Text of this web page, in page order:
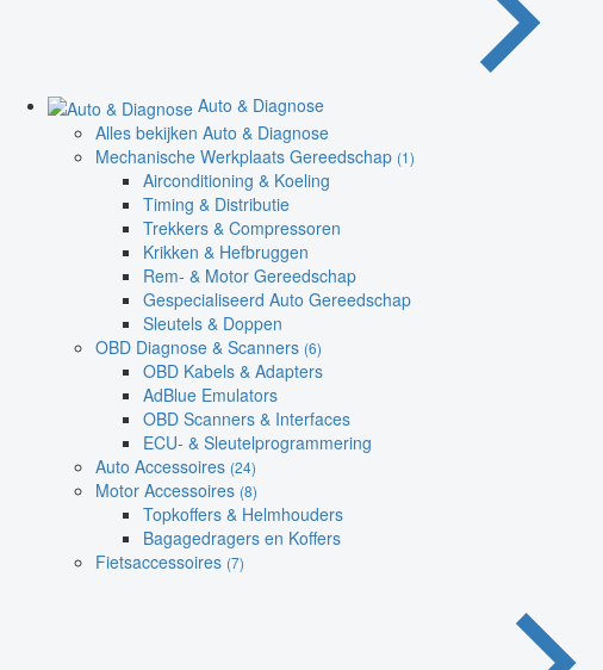
Auto & Diagnose
Alles bekijken Auto & Diagnose
Mechanische Werkplaats Gereedschap (1)
Airconditioning & Koeling
Timing & Distributie
Trekkers & Compressoren
Krikken & Hefbruggen
Rem- & Motor Gereedschap
Gespecialiseerd Auto Gereedschap
Sleutels & Doppen
OBD Diagnose & Scanners (6)
OBD Kabels & Adapters
AdBlue Emulators
OBD Scanners & Interfaces
ECU- & Sleutelprogrammering
Auto Accessoires (24)
Motor Accessoires (8)
Topkoffers & Helmhouders
Bagagedragers en Koffers
Fietsaccessoires (7)